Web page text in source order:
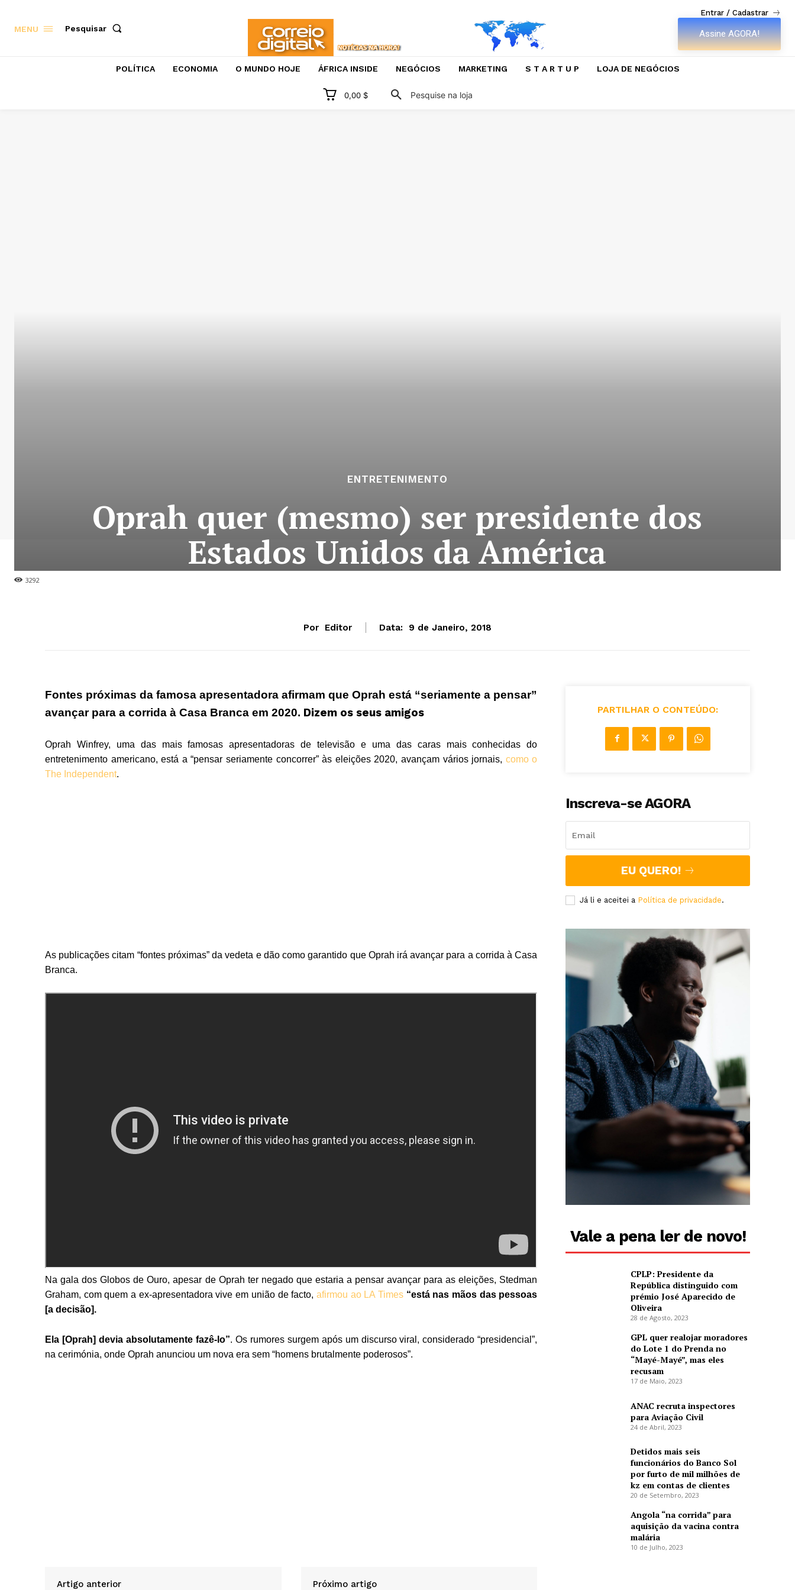
MENU Pesquisar
Entrar / Cadastrar
Assine AGORA!
POLÍTICA ECONOMIA O MUNDO HOJE ÁFRICA INSIDE NEGÓCIOS MARKETING S T A R T U P LOJA DE NEGÓCIOS
0,00 $ Pesquise na loja
3292
ENTRETENIMENTO
Oprah quer (mesmo) ser presidente dos
Estados Unidos da América
Por Editor Data: 9 de Janeiro, 2018
Fontes próximas da famosa apresentadora afirmam que Oprah está “seriamente a pensar”
avançar para a corrida à Casa Branca em 2020. Dizem os seus amigos
Oprah Winfrey, uma das mais famosas apresentadoras de televisão e uma das caras mais conhecidas do
entretenimento americano, está a “pensar seriamente concorrer” às eleições 2020, avançam vários jornais, como o
The Independent.
As publicações citam “fontes próximas” da vedeta e dão como garantido que Oprah irá avançar para a corrida à Casa
Branca.
Na gala dos Globos de Ouro, apesar de Oprah ter negado que estaria a pensar avançar para as eleições, Stedman
Graham, com quem a ex-apresentadora vive em união de facto, afirmou ao LA Times “está nas mãos das pessoas
[a decisão].
Ela [Oprah] devia absolutamente fazê-lo”. Os rumores surgem após um discurso viral, considerado “presidencial”,
na cerimónia, onde Oprah anunciou um nova era sem “homens brutalmente poderosos”.
Artigo anterior Próximo artigo
PARTILHAR O CONTEÚDO:
Inscreva-se AGORA
EU QUERO!
Já li e aceitei a Política de privacidade.
Vale a pena ler de novo!
CPLP: Presidente da
República distinguido com
prémio José Aparecido de
Oliveira
28 de Agosto, 2023
GPL quer realojar moradores
do Lote 1 do Prenda no
“Mayé-Mayé”, mas eles
recusam
17 de Maio, 2023
ANAC recruta inspectores
para Aviação Civil
24 de Abril, 2023
Detidos mais seis
funcionários do Banco Sol
por furto de mil milhões de
kz em contas de clientes
20 de Setembro, 2023
Angola “na corrida” para
aquisição da vacina contra
malária
10 de Julho, 2023